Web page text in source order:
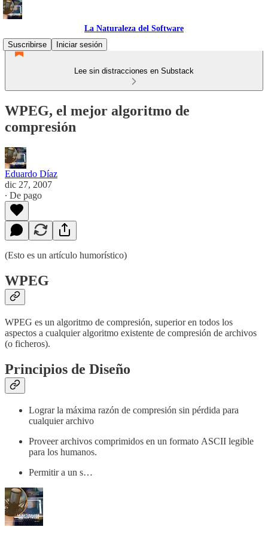
La Naturaleza del Software
Suscribirse
Iniciar sesión
Lee sin distracciones en Substack
WPEG, el mejor algoritmo de
compresión
Eduardo Díaz
dic 27, 2007
∙ De pago
(Esto es un artículo humorístico)
WPEG
WPEG es un algoritmo de compresión, superior en todos los
aspectos a cualquier algoritmo existente de compresión de archivos
(o ficheros).
Principios de Diseño
Lograr la máxima razón de compresión sin pérdida para
cualquier archivo
Proveer archivos comprimidos en un formato ASCII legible
para los humanos.
Permitir a un s…